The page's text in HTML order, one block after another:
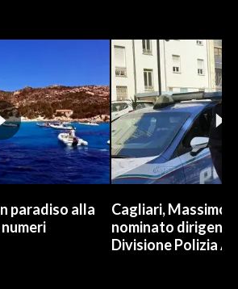
paradiso alla
Cagliari, Massimo
nominato
Divisione Polizia